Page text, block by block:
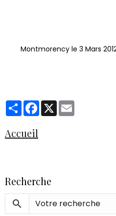
Montmorency le 3 Mars
PartagerFacebook
X
Accueil
Recherche